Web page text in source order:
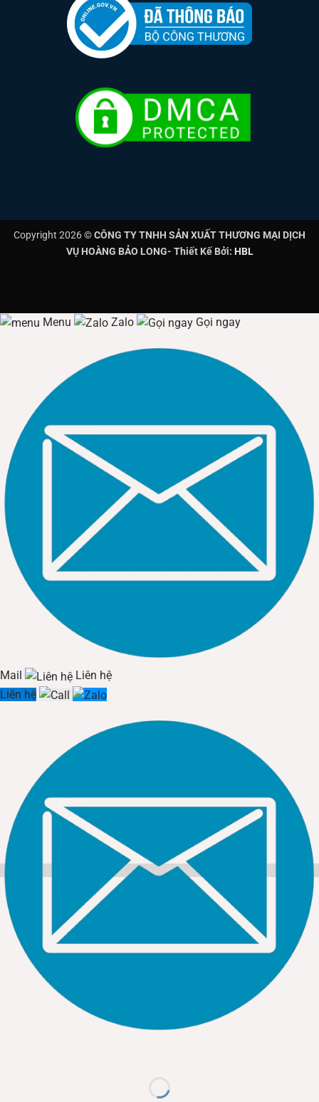
Copyright 2026 ©CÔNG TY TNHH SẢN XUẤT THƯƠNG MẠI DỊCH
VỤ HOÀNG BẢO LONG- Thiết Kế Bởi: HBL
Menu Zalo Gọi ngay
Mail
Liên hệ
Liên hệ